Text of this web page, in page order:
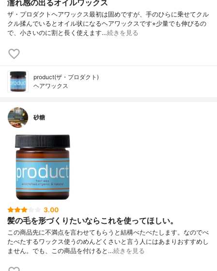
濡れ感の出るオイルワックス
ザ・プロダクトヘアワックス最初は固めですが、手のひらに乗せてクル
クル揉んでいるとオイル状になるヘアワックスです⭐︎少量でも伸びるの
で、小さいのに割と長く使えます…続きを見る
product(ザ・プロダクト)
ヘアワックス
砂糖
3.00
髪の毛を形づくりたいならこれを使ってほしい。
この商品先に不満点を言わせてもらうと結構べたべたします。なのでべ
たべたするワックス使うのめんどくさいと言う人にはあまりおすすめし
ません。でも、この商品を付けると…続きを見る